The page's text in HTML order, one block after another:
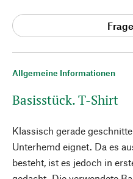
Allgemeine Informationen
Basisstück. T-Shirt
Klassisch gerade
Unterhemd eignet. Da es
besteht, ist es jedoch in